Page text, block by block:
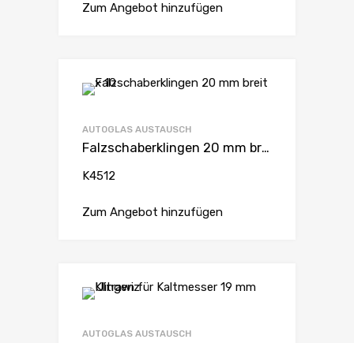
Zum Angebot hinzufügen
AUTOGLAS AUSTAUSCH
Falzschaberklingen 20 mm breit x 10
K4512
Zum Angebot hinzufügen
AUTOGLAS AUSTAUSCH